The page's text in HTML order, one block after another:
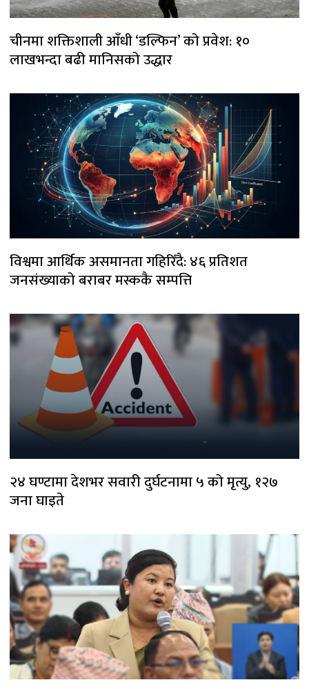
चीनमा शक्तिशाली आँधी ‘डल्फिन’ को प्रवेश: १०
लाखभन्दा बढी मानिसको उद्धार
विश्वमा आर्थिक असमानता गहिरिँदै: ४६ प्रतिशत
जनसंख्याको बराबर मस्ककै सम्पत्ति
२४ घण्टामा देशभर सवारी दुर्घटनामा ५ को मृत्यु, १२७
जना घाइते